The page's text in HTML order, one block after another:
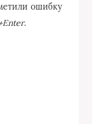
ошибку
.